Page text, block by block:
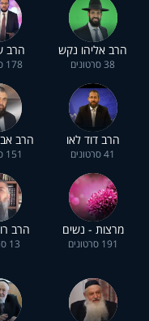
הרב אליהו נקש
38 סרטונים
הרב
178 סרטונים
הרב דוד לאו
41 סרטונים
הרב
151 סרטונים
מרצות - נשים
191 סרטונים
הרב
13 סרטונים